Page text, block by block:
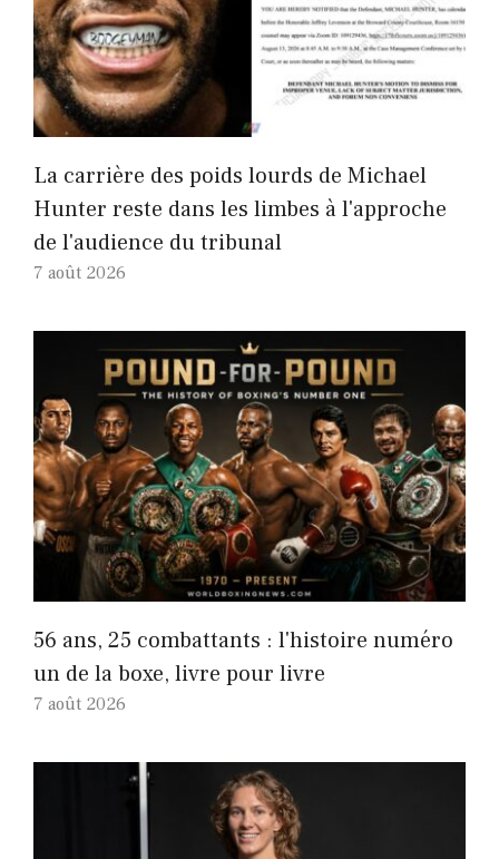
La carrière des poids lourds de Michael
Hunter reste dans les limbes à l'approche
de l'audience du tribunal
7 août 2026
56 ans, 25 combattants : l'histoire numéro
un de la boxe, livre pour livre
7 août 2026